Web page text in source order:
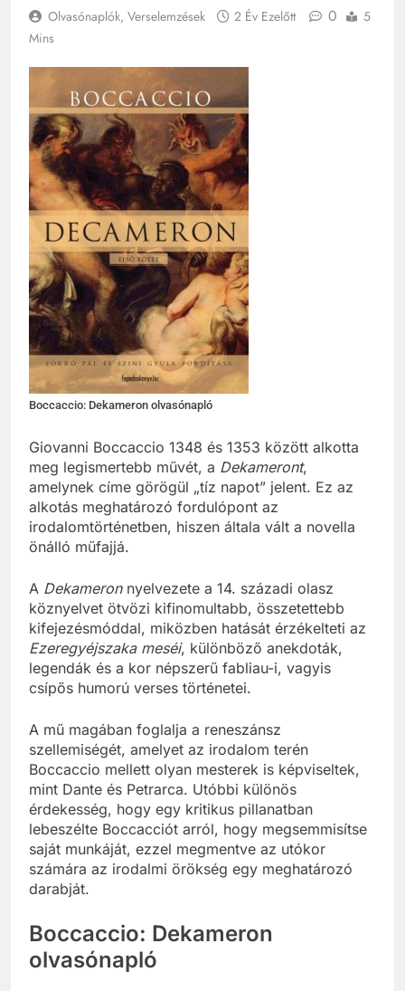
Olvasónaplók, Verselemzések 2 Év Ezelőtt 0
5
Mins
Boccaccio: Dekameron olvasónapló
Giovanni Boccaccio 1348 és 1353 között alkotta
meg legismertebb művét, a Dekameront,
amelynek címe görögül „tíz napot” jelent. Ez az
alkotás meghatározó fordulópont az
irodalomtörténetben, hiszen általa vált a novella
önálló műfajjá.
A Dekameronnyelvezete a 14. századi olasz
köznyelvet ötvözi kifinomultabb, összetettebb
kifejezésmóddal, miközben hatását érzékelteti az
Ezeregyéjszaka meséi, különböző anekdoták,
legendák és a kor népszerű fabliau-i, vagyis
csípős humorú verses történetei.
A mű magában foglalja a reneszánsz
szellemiségét, amelyet az irodalom terén
Boccaccio mellett olyan mesterek is képviseltek,
mint Dante és Petrarca. Utóbbi különös
érdekesség, hogy egy kritikus pillanatban
lebeszélte Boccacciót arról, hogy megsemmisítse
saját munkáját, ezzel megmentve az utókor
számára az irodalmi örökség egy meghatározó
darabját.
Boccaccio: Dekameron
olvasónapló